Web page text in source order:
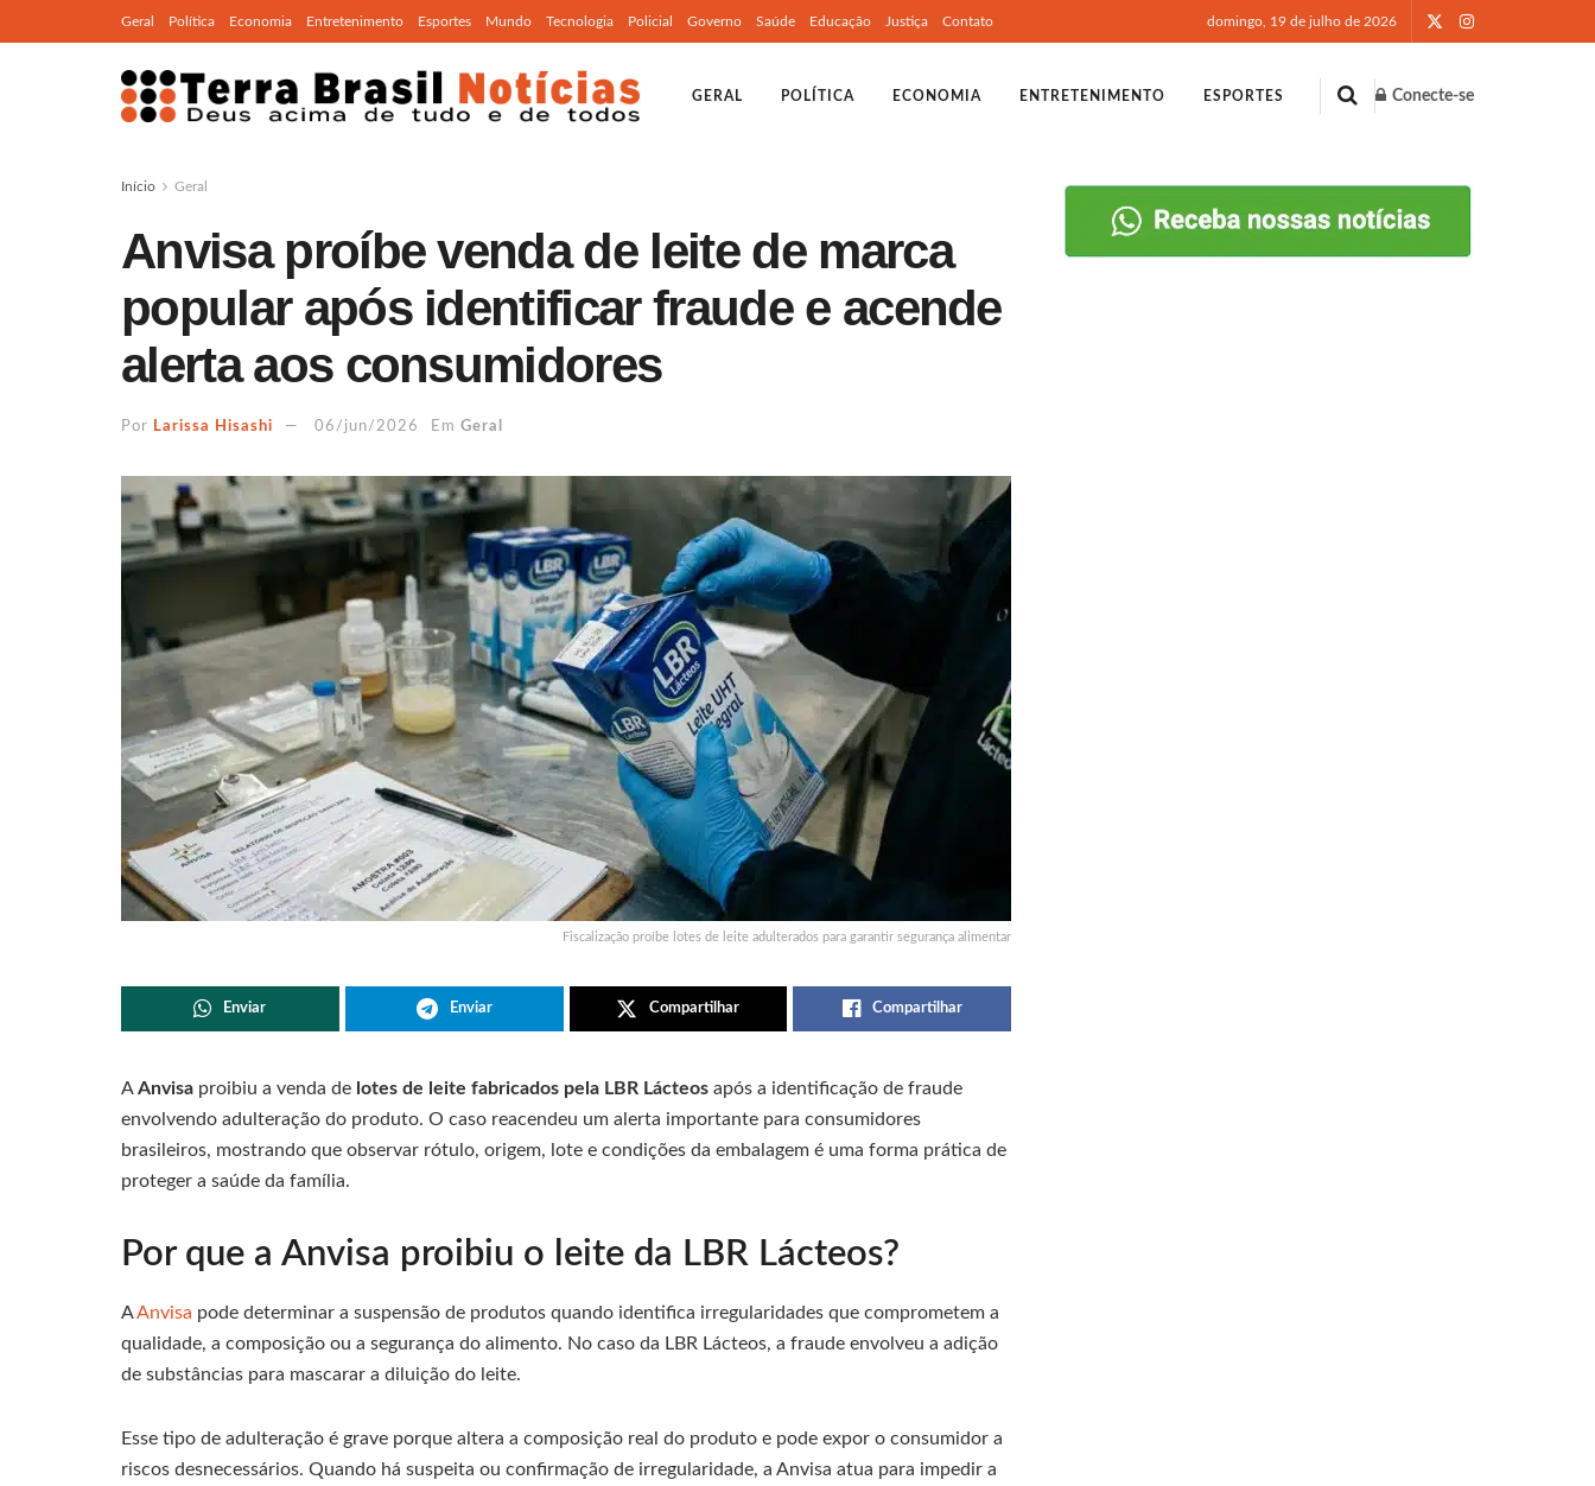
Geral Política Economia Entretenimento Esportes Mundo Tecnologia Policial Governo Saúde Educação Justiça Contato domingo, 19 de julho de 2026
GERAL POLÍTICA ECONOMIA ENTRETENIMENTO ESPORTES Conecte-se
Início Geral
Anvisa proíbe venda de leite de marca
popular após identificar fraude e acende
alerta aos consumidores
Por Larissa Hisashi 06/jun/2026 Em Geral
Fiscalização proíbe lotes de leite adulterados para garantir segurança alimentar
Enviar Enviar Compartilhar Compartilhar
AAnvisa proibiu a venda de lotes de leite fabricados pela LBR Lácteos após a identificação de fraude
envolvendo adulteração do produto. O caso reacendeu um alerta importante para consumidores
brasileiros, mostrando que observar rótulo, origem, lote e condições da embalagem é uma forma prática de
proteger a saúde da família.
Por que a Anvisa proibiu o leite da LBR Lácteos?
AAnvisa pode determinar a suspensão de produtos quando identifica irregularidades que comprometem a
qualidade, a composição ou a segurança do alimento. No caso da LBR Lácteos, a fraude envolveu a adição
de substâncias para mascarar a diluição do leite.
Esse tipo de adulteração é grave porque altera a composição real do produto e pode expor o consumidor a
riscos desnecessários. Quando há suspeita ou confirmação de irregularidade, a Anvisa atua para impedir a